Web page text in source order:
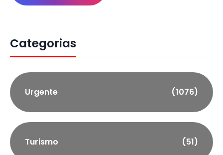
Categorias
Urgente (1076)
Turismo (51)